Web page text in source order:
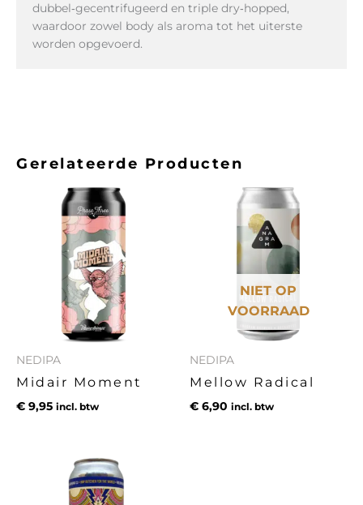
Gerelateerde Producten
NEDIPA
Midair Moment
€ 9,95 incl. btw
NIET OP
VOORRAAD
NEDIPA
Mellow Radical
€ 6,90 incl. btw
dubbel‑gecentrifugeerd en triple dry‑hopped,
waardoor zowel body als aroma tot het uiterste
worden opgevoerd.